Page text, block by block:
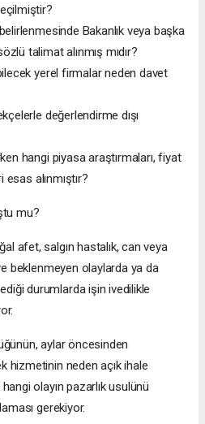
Bakanlık veya başka
talimat alınmış mıdır?
yerel firmalar neden davet
değerlendirme dışı
hangi piyasa araştırmaları, fiyat
alınmıştır?
mu?
afet, salgın hastalık, can veya
beklenmeyen olaylarda ya da
durumlarda işin ivedilikle
aylar öncesinden
hizmetinin neden açık ihale
olayın pazarlık usulünü
gerekiyor.